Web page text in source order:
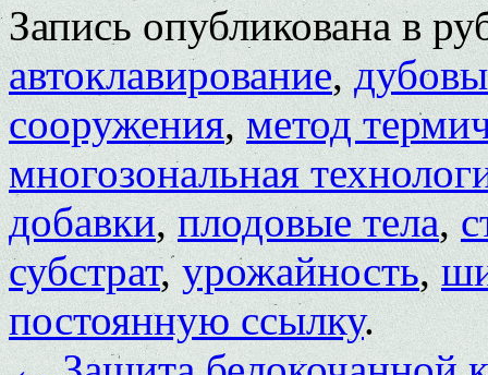
Запись опубликована в
автоклавирование,
сооружения,метод
многозональная
добавки,плодовые тела,
субстрат,урожайность,
постоянную ссылку.